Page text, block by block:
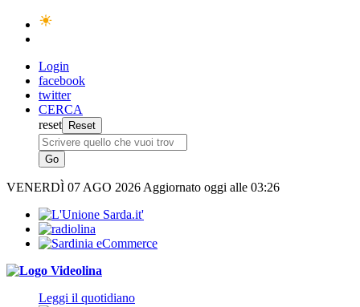
Login
facebook
twitter
CERCA
reset
VENERDÌ 07 AGO 2026 Aggiornato oggi alle 03:26
Leggi il quotidiano